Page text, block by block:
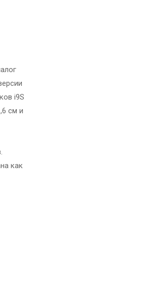
i9S
см и
как